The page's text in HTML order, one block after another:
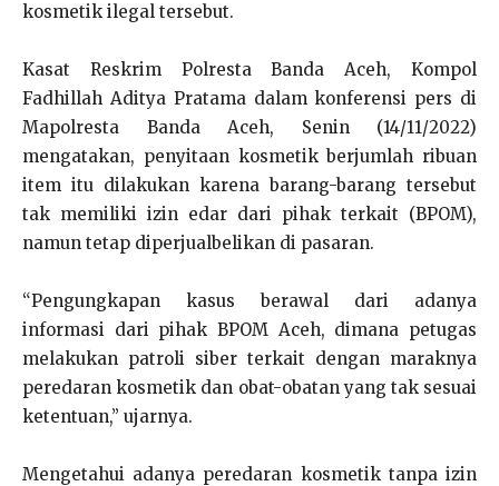
kosmetik ilegal tersebut.
Kasat Reskrim Polresta Banda Aceh, Kompol
Fadhillah Aditya Pratama dalam konferensi pers di
Mapolresta Banda Aceh, Senin (14/11/2022)
mengatakan, penyitaan kosmetik berjumlah ribuan
item itu dilakukan karena barang-barang tersebut
tak memiliki izin edar dari pihak terkait (BPOM),
namun tetap diperjualbelikan di pasaran.
“Pengungkapan kasus berawal dari adanya
informasi dari pihak BPOM Aceh, dimana petugas
melakukan patroli siber terkait dengan maraknya
peredaran kosmetik dan obat-obatan yang tak sesuai
ketentuan,” ujarnya.
Mengetahui adanya peredaran kosmetik tanpa izin